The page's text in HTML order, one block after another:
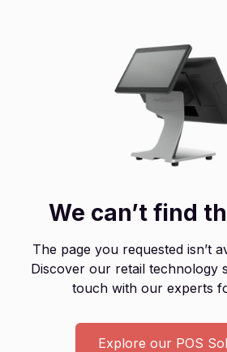
We can’t find
The page you requested isn’t
Discover our retail technology
touch with our experts
Explore our POS